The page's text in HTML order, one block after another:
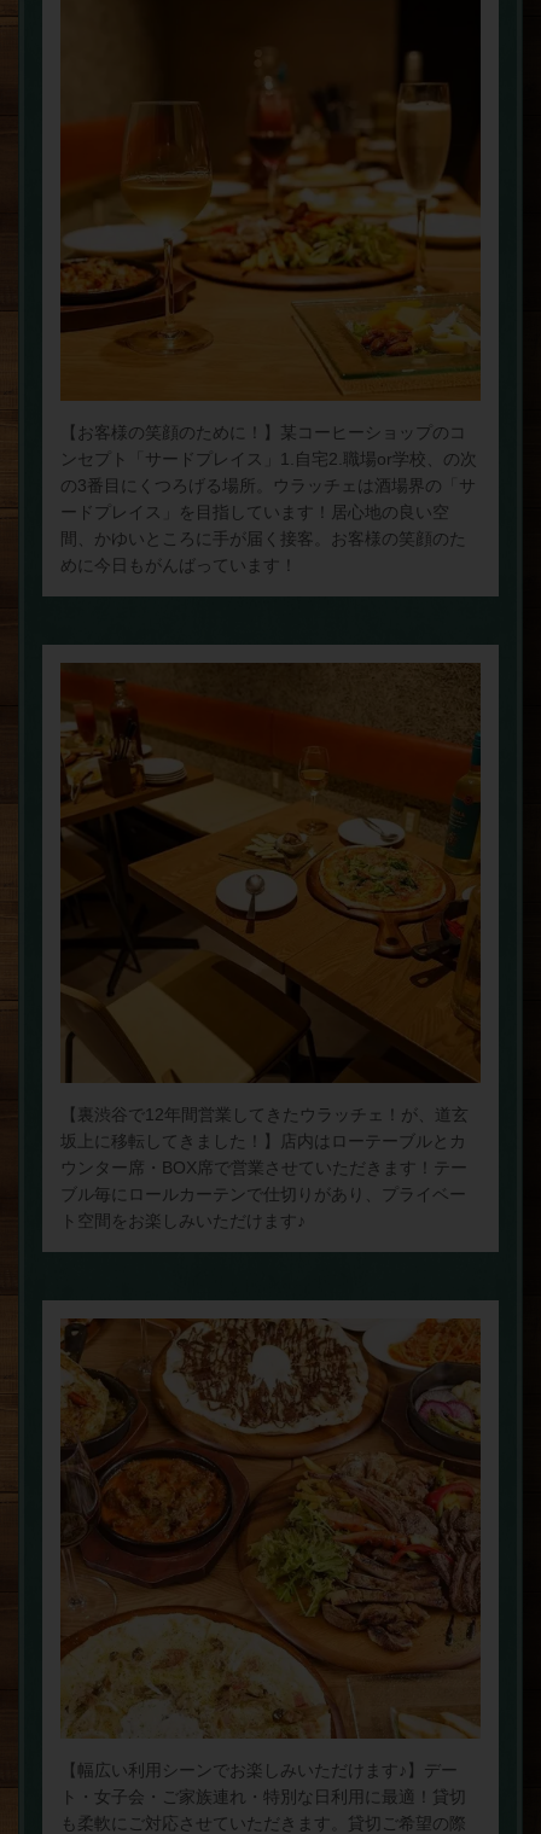
【お客様の笑顔のために！】某コーヒーショップのコ
ンセプト「サードプレイス」1.自宅2.職場or学校、の次
の3番目にくつろげる場所。ウラッチェは酒場界の「サ
ードプレイス」を目指しています！居心地の良い空
間、かゆいところに手が届く接客。お客様の笑顔のた
めに今日もがんばっています！
【裏渋谷で12年間営業してきたウラッチェ！が、道玄
坂上に移転してきました！】店内はローテーブルとカ
ウンター席・BOX席で営業させていただきます！テー
ブル毎にロールカーテンで仕切りがあり、プライベー
ト空間をお楽しみいただけます♪
【幅広い利用シーンでお楽しみいただけます♪】デー
ト・女子会・ご家族連れ・特別な日利用に最適！貸切
も柔軟にご対応させていただきます。貸切ご希望の際